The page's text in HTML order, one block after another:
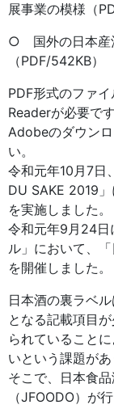
展事業の模様（
○ 国外の日本産
（PDF/542KB）
PDF形式のファ
Readerが必要で
Adobeのダウン
い。
令和元年10月7日
DU SAKE 2019
を実施しました。
令和元年9月24日
ル」において、
を開催しました。
日本酒の裏ラベ
となる記載項目
られていること
いという課題があ
そこで、日本食
（JFOODO）が